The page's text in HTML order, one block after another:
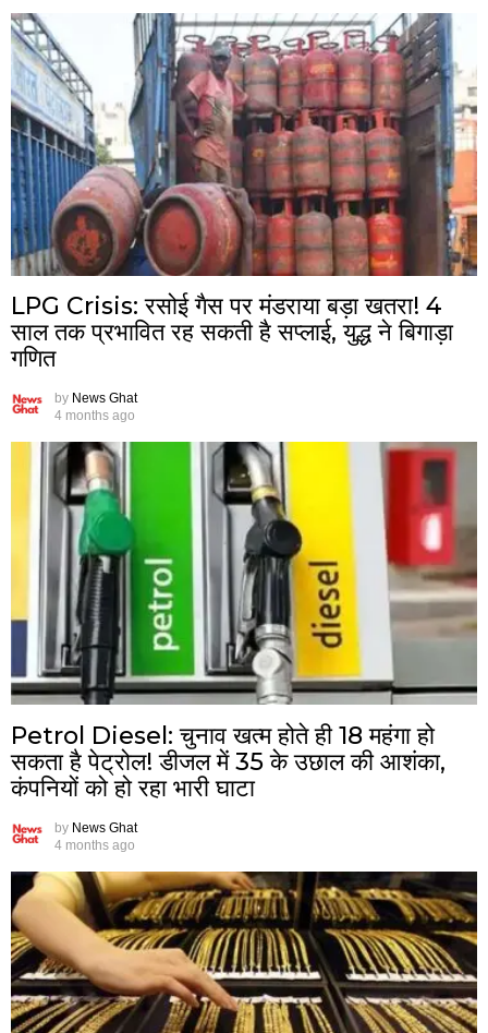
LPG Crisis: रसोई गैस पर मंडराया बड़ा खतरा! 4
साल तक प्रभावित रह सकती है सप्लाई, युद्ध ने बिगाड़ा
गणित
by News Ghat
4 months ago
Petrol Diesel: चुनाव खत्म होते ही ₹18 महंगा हो
सकता है पेट्रोल! डीजल में ₹35 के उछाल की आशंका,
कंपनियों को हो रहा भारी घाटा
by News Ghat
4 months ago